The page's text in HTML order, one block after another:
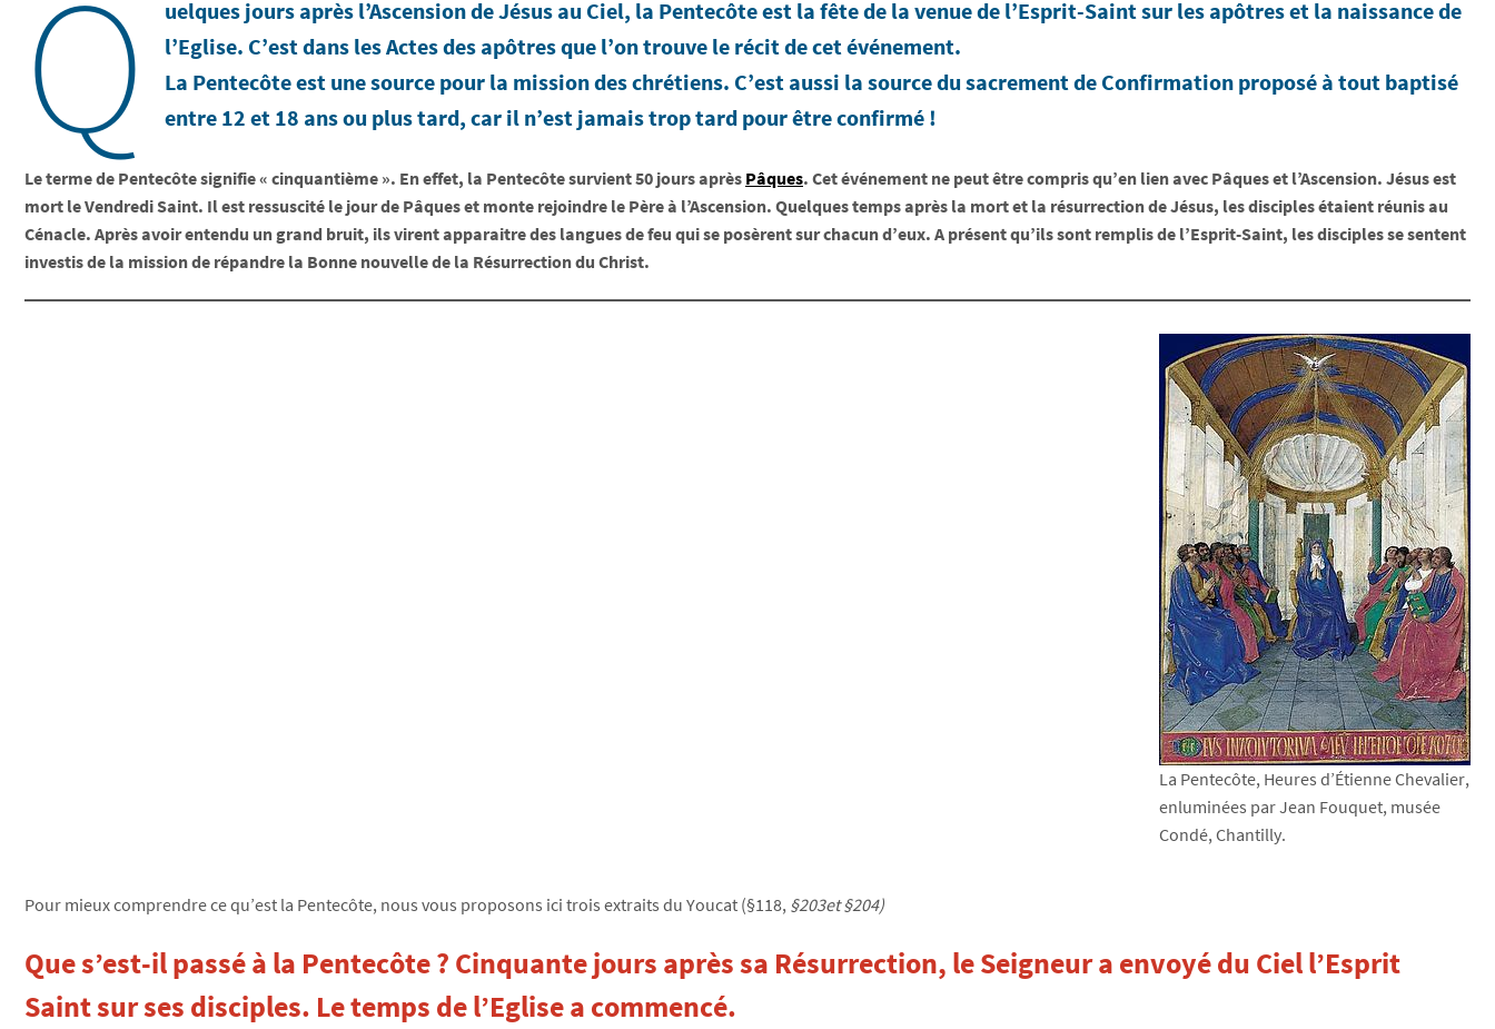
Q
uelques jours après l’Ascension de Jésus au Ciel, la Pentecôte est la fête de la venue de l’Esprit-Saint sur les apôtres et la naissance de
l’Eglise. C’est dans les Actes des apôtres que l’on trouve le récit de cet événement.
La Pentecôte est une source pour la mission des chrétiens. C’est aussi la source du sacrement de Confirmation proposé à tout baptisé
entre 12 et 18 ans ou plus tard, car il n’est jamais trop tard pour être confirmé !
Le terme de Pentecôte signifie « cinquantième ». En effet, la Pentecôte survient 50 jours après Pâques. Cet événement ne peut être compris qu’en lien avec Pâques et l’Ascension. Jésus est
mort le Vendredi Saint. Il est ressuscité le jour de Pâques et monte rejoindre le Père à l’Ascension. Quelques temps après la mort et la résurrection de Jésus, les disciples étaient réunis au
Cénacle. Après avoir entendu un grand bruit, ils virent apparaitre des langues de feu qui se posèrent sur chacun d’eux. A présent qu’ils sont remplis de l’Esprit-Saint, les disciples se sentent
investis de la mission de répandre la Bonne nouvelle de la Résurrection du Christ.
La Pentecôte, Heures d’Étienne Chevalier,
enluminées par Jean Fouquet, musée
Condé, Chantilly.
Pour mieux comprendre ce qu’est la Pentecôte, nous vous proposons ici trois extraits du Youcat (§118, §203et §204)
Que s’est-il passé à la Pentecôte ? Cinquante jours après sa Résurrection, le Seigneur a envoyé du Ciel l’Esprit
Saint sur ses disciples. Le temps de l’Eglise a commencé.